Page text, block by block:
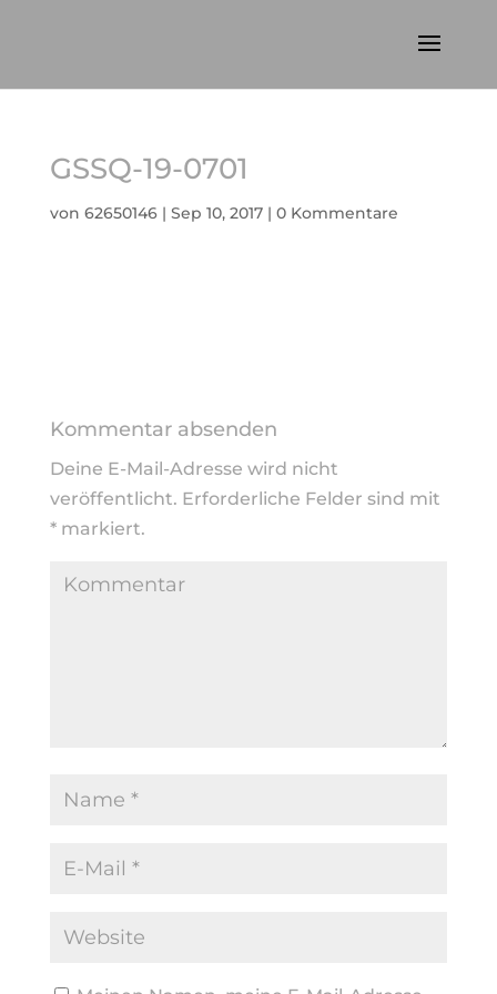
GSSQ-19-0701
von 62650146| Sep 10, 2017| 0 Kommentare
Kommentar absenden
Deine E-Mail-Adresse wird nicht
veröffentlicht. Erforderliche Felder sind mit
*markiert.